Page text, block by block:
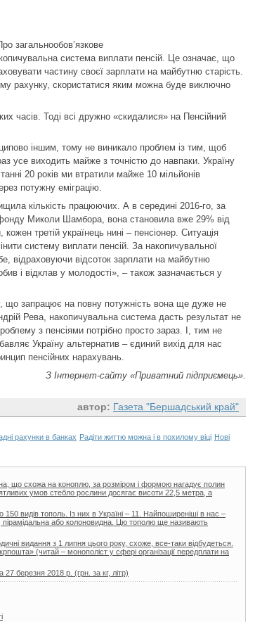
загальнообов’язкове
система виплати пенсій. Це означає, що
частину своєї зарплати на майбутню старість.
рахунку, скористатися яким можна буде виключно
часів. Тоді всі дружно «скидалися» на Пенсійний
іншим, тому не виникало проблем із тим, щоб
усе виходить майже з точністю до навпаки. Україну
20 років ми втратили майже 10 мільйонів
потужну еміграцію.
кількість працюючих. А в середині 2016-го, за
Миколи Шамбора, вона становила вже 29% від
третій українець нині – пенсіонер. Ситуація
систему виплати пенсій. За накопичувальної
відраховуючи відсоток зарплати на майбутню
і відклав у молодості», – також зазначається у
що запрацює на повну потужність вона ще дуже не
Рева, накопичувальна система дасть результат не
з пенсіями потрібно просто зараз. І, тим не
Україну альтернатив – єдиний вихід для нас
пенсійних нарахувань.
З Інтернет-сайту «Приватний підприємець».
автор: Газета "Бершадський край"
рахунки в банках Радіти життю можна і в похилому віці Нові
що схожа на коноплю, за розміром і формою нагадує полин
умов стебло рослини досягає висоти 22,5 метра, а
видів тополь. Із них в Україні – 11. Найпоширеніші в нас –
пірамідальна або колоновидна. Цю тополю ще називають
видання з 1 липня цього року, схоже, все-таки відбудеться.
(читай – монополіст у сфері організації передплати на
березня 2018 р. (грн. за кг, літр)